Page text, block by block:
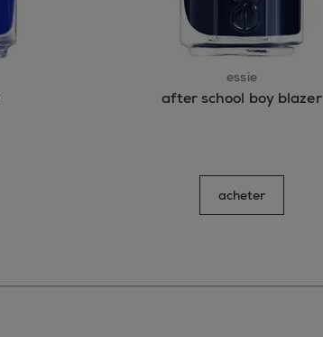
essie
after school boy blazer
acheter